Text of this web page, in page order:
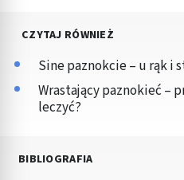
CZYTAJ RÓWNIEŻ
Sine paznokcie – u rąk i
Wrastający paznokieć –
leczyć?
BIBLIOGRAFIA